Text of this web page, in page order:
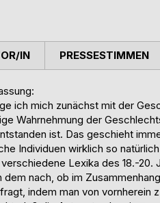
ich mich zunächst mit der
Wahrnehmung der
ist. Das geschieht
Individuen wirklich so
Lexika des 18.-20.
dem nach, ob im
indem man von vornherein
IN PRESSESTIMMEN